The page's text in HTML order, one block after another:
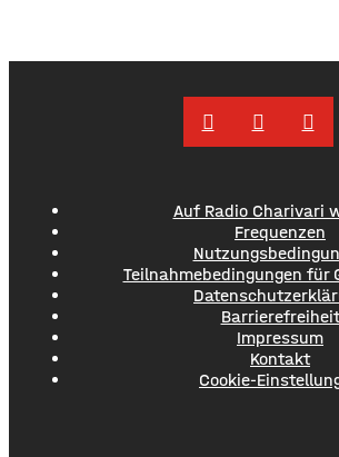
flachgründigen Böden liegen die
Auf Radio Charivari
Frequenzen
Teilnahmebedingungen für
Barrierefreiheit
Impressum
Kontakt
Cookie-